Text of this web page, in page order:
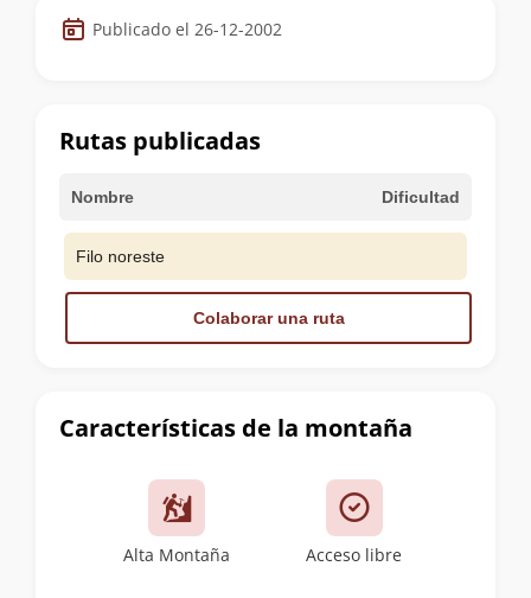
Datos
de
cumbre
Publicado el 26-12-2002
Características de la montaña
Alta Montaña Acceso libre
Rutas publicadas
Nombre Dificultad
Filo noreste
Colaborar una ruta